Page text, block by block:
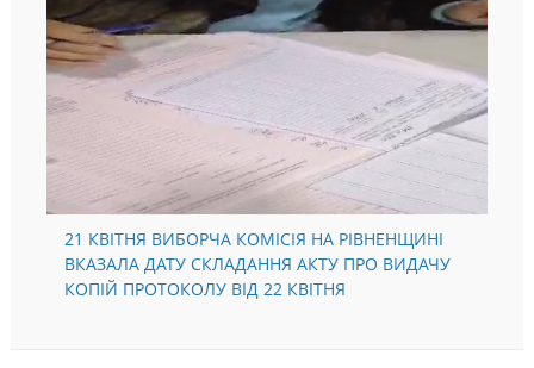
21 КВІТНЯ ВИБОРЧА КОМІСІЯ НА РІВНЕНЩИНІ
ВКАЗАЛА ДАТУ СКЛАДАННЯ АКТУ ПРО ВИДАЧУ
КОПІЙ ПРОТОКОЛУ ВІД 22 КВІТНЯ